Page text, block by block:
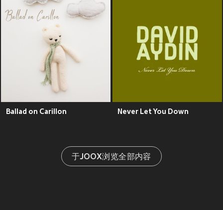
Ballad on Carillon Never Let You Down
于JOOX浏览全部内容